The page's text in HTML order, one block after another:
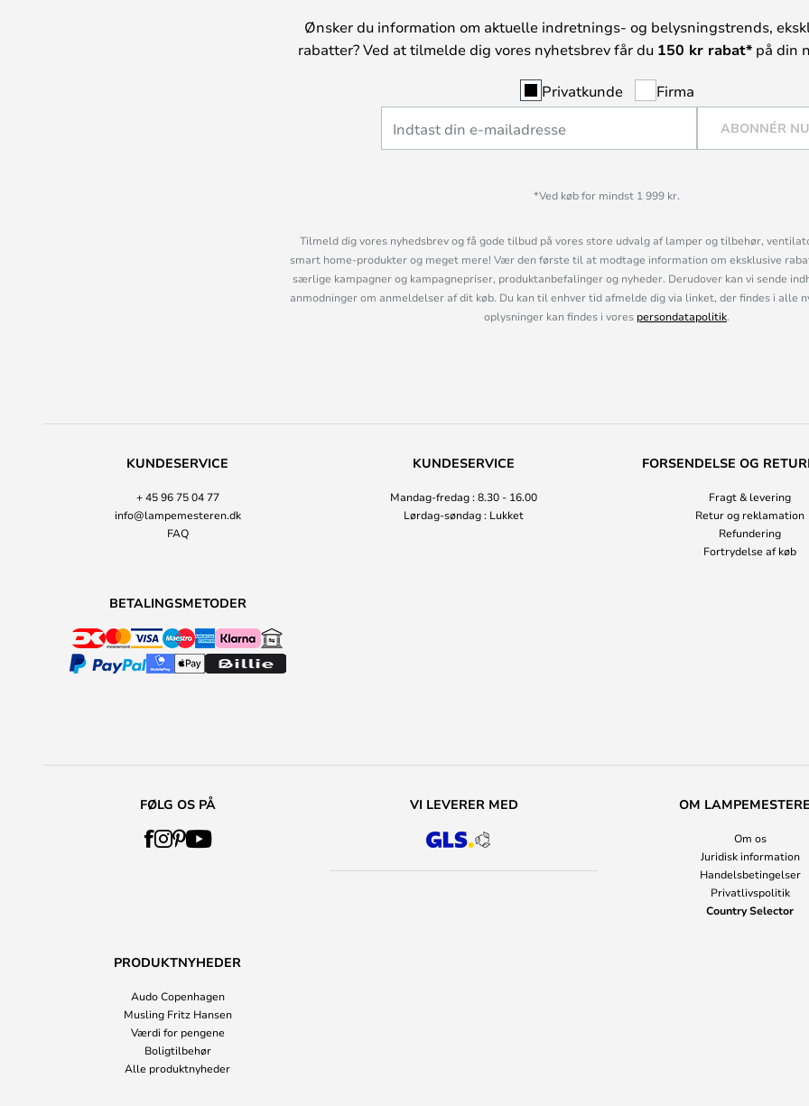
Ønsker du information om aktuelle indretnings- og belysningstrends,
rabatter? Ved at tilmelde dig vores nyhetsbrev får du 150 kr rabat*på din
Privatkunde Firma
ABONNÉR NU
*Ved køb for mindst 1 999 kr.
Tilmeld dig vores nyhedsbrev og få gode tilbud på vores store udvalg af lamper og tilbehør,
smart home-produkter og meget mere! Vær den første til at modtage information om eksklusive
særlige kampagner og kampagnepriser, produktanbefalinger og nyheder. Derudover kan vi sende
anmodninger om anmeldelser af dit køb. Du kan til enhver tid afmelde dig via linket, der findes i alle
oplysninger kan findes i vores persondatapolitik.
KUNDESERVICE
+ 45 96 75 04 77
info@lampemesteren.dk
FAQ
KUNDESERVICE
Mandag-fredag : 8.30 - 16.00
Lørdag-søndag : Lukket
FORSENDELSE OG
Fragt & levering
Retur og reklamation
Refundering
Fortrydelse af køb
BETALINGSMETODER
FØLG OS PÅ VI LEVERER MED OM
Om os
Juridisk information
Handelsbetingelser
Privatlivspolitik
Country Selector
PRODUKTNYHEDER
Audo Copenhagen
Musling Fritz Hansen
Værdi for pengene
Boligtilbehør
Alle produktnyheder